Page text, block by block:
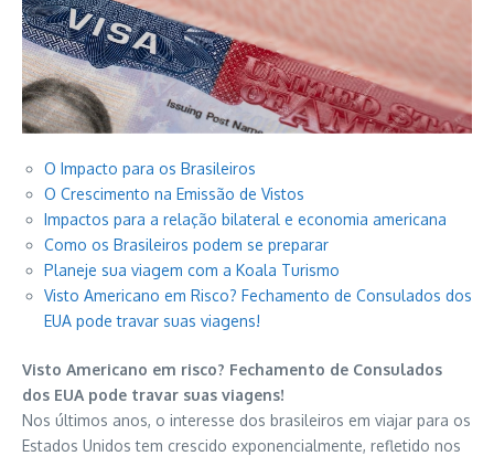
O Impacto para os Brasileiros
O Crescimento na Emissão de Vistos
Impactos para a relação bilateral e economia americana
Como os Brasileiros podem se preparar
Planeje sua viagem com a Koala Turismo
Visto Americano em Risco? Fechamento de Consulados dos
EUA pode travar suas viagens!
Visto Americano em risco? Fechamento de Consulados
dos EUA pode travar suas viagens!
Nos últimos anos, o interesse dos brasileiros em viajar para os
Estados Unidos tem crescido exponencialmente, refletido nos